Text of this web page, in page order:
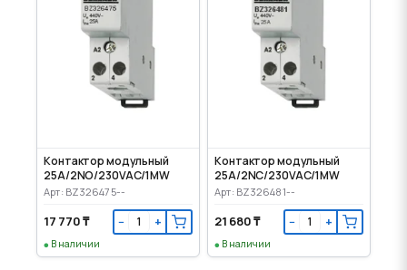
Контактор модульный
25A/2NO/230VAC/1MW
Арт: BZ326475--
17 770 ₸ − +
В наличии
Контактор модульный
25A/2NC/230VAC/1MW
Арт: BZ326481--
21 680 ₸ − +
В наличии